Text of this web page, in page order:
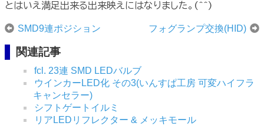
とはいえ満足出来る出来映えにはなりました。(^^)
SMD9連ポジション フォグランプ交換(HID)
関連記事
fcl. 23連 SMD LEDバルブ
ウインカーLED化 その3(いんすぱ工房 可変ハイフラ
キャンセラー)
シフトゲートイルミ
リアLEDリフレクター & メッキモール